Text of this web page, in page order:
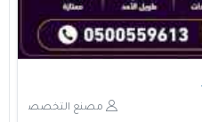
مصنع التخصصي